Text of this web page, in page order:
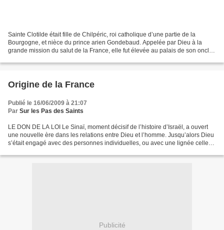
Sainte Clotilde était fille de Chilpéric, roi catholique d’une partie de la
Bourgogne, et nièce du prince arien Gondebaud. Appelée par Dieu à la
grande mission du salut de la France, elle fut élevée au palais de son oncle,
Origine de la France
Publié le 16/06/2009 à 21:07
Par Sur les Pas des Saints
LE DON DE LA LOI Le Sinaï, moment décisif de l’histoire d’Israël, a ouvert
une nouvelle ère dans les relations entre Dieu et l’homme. Jusqu’alors Dieu
s’était engagé avec des personnes individuelles, ou avec une lignée celle
Publicité